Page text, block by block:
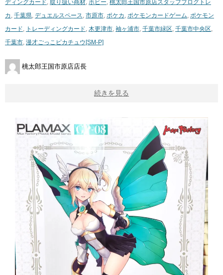
ディングカード, 取り扱い商材, ホビー, 桃太郎王国市原店スタッフブログ トレ
カ , 千葉県, デュエルスペース, 市原市, ポケカ , ポケモンカードゲーム, ポケモン
カード, トレーディングカード, 木更津市, 袖ヶ浦市, 千葉市緑区, 千葉市中央区,
千葉市, 漫才ごっこピカチュウ[SM-P]
桃太郎王国市原店店長
続きを見る